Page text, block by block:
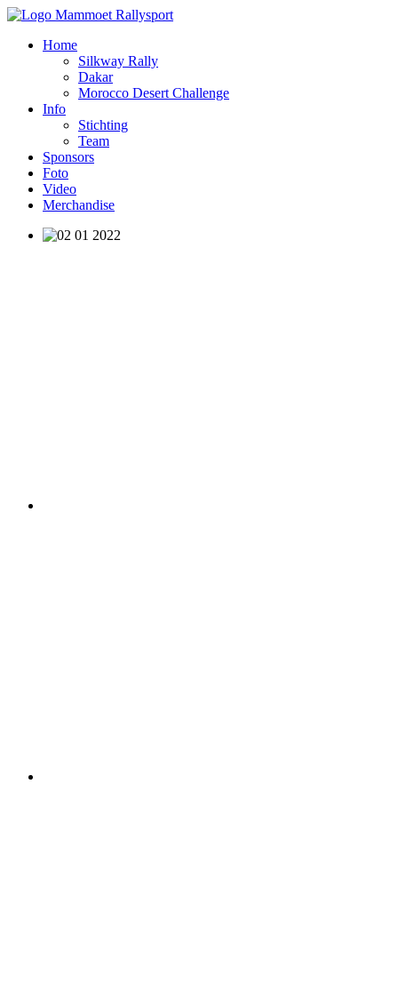
Home
Silkway Rally
Dakar
Morocco Desert Challenge
Info
Stichting
Team
Sponsors
Foto
Video
Merchandise